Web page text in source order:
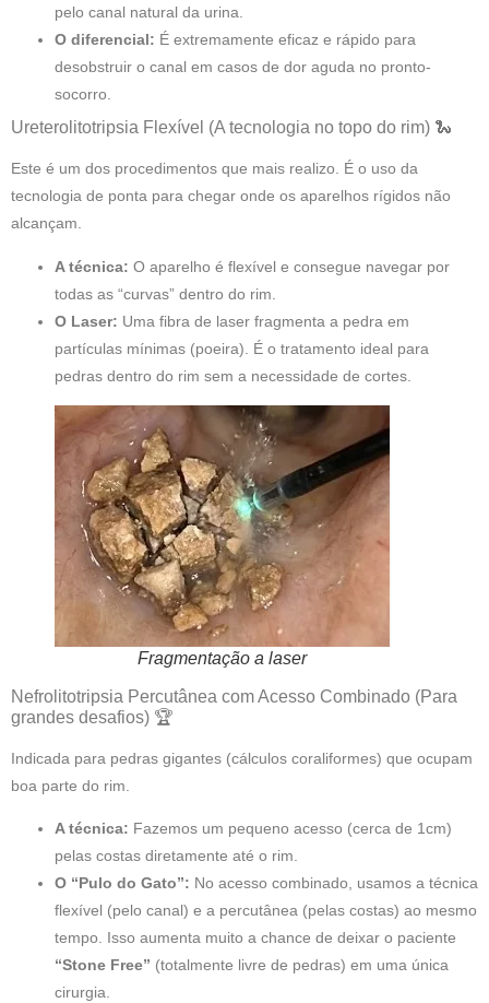
pelo canal natural da urina.
O diferencial: É extremamente eficaz e rápido para
desobstruir o canal em casos de dor aguda no pronto-
socorro.
Ureterolitotripsia Flexível (A tecnologia no topo do rim) 🐍
Este é um dos procedimentos que mais realizo. É o uso da
tecnologia de ponta para chegar onde os aparelhos rígidos não
alcançam.
A técnica: O aparelho é flexível e consegue navegar por
todas as “curvas” dentro do rim.
O Laser: Uma fibra de laser fragmenta a pedra em
partículas mínimas (poeira). É o tratamento ideal para
pedras dentro do rim sem a necessidade de cortes.
Fragmentação a laser
Nefrolitotripsia Percutânea com Acesso Combinado (Para
grandes desafios) 🏆
Indicada para pedras gigantes (cálculos coraliformes) que ocupam
boa parte do rim.
A técnica: Fazemos um pequeno acesso (cerca de 1cm)
pelas costas diretamente até o rim.
O “Pulo do Gato”: No acesso combinado, usamos a técnica
flexível (pelo canal) e a percutânea (pelas costas) ao mesmo
tempo. Isso aumenta muito a chance de deixar o paciente
“Stone Free” (totalmente livre de pedras) em uma única
cirurgia.